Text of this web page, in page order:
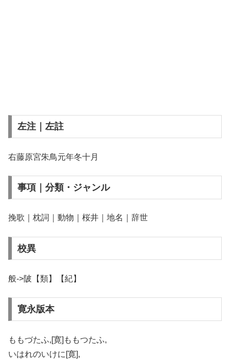
左注｜左註
右藤原宮朱鳥元年冬十月
事項｜分類・ジャンル
挽歌｜枕詞｜動物｜桜井｜地名｜辞世
校異
般->陂【類】【紀】
寛永版本
ももづたふ,[寛]ももつたふ,
いはれのいけに[寛],